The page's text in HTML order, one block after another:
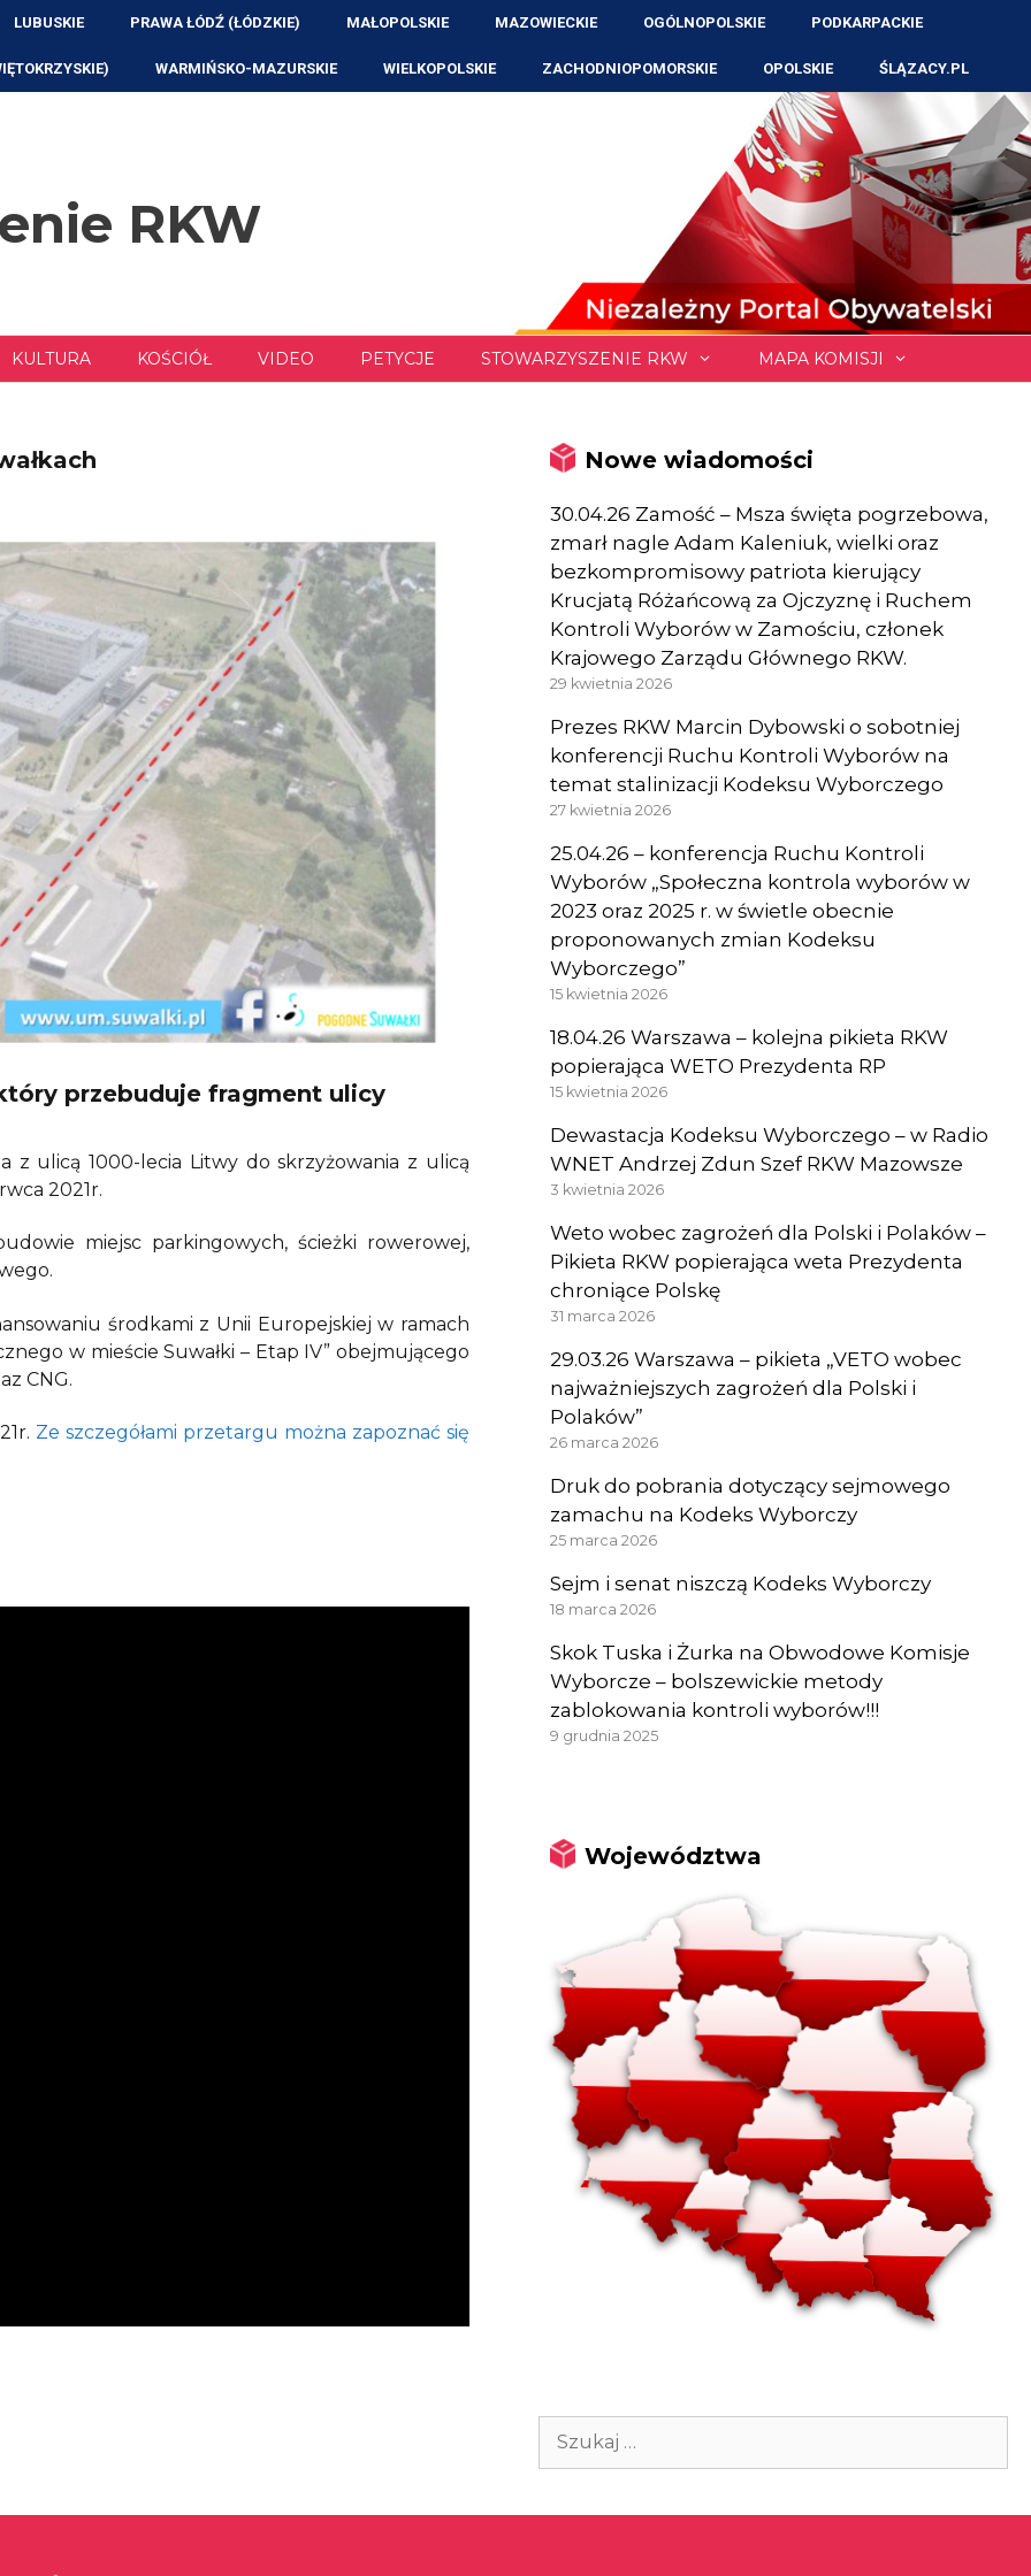
LUBUSKIE PRAWA ŁÓDŹ (ŁÓDZKIE) MAŁOPOLSKIE MAZOWIECKIE OGÓLNOPOLSKIE PODKARPACKIE
WARMIŃSKO-MAZURSKIE WIELKOPOLSKIE ZACHODNIOPOMORSKIE OPOLSKIE ŚLĄZACY.PL
RKW
KULTURA KOŚCIÓŁ VIDEO PETYCJE STOWARZYSZENIE RKW MAPA KOMISJI
przebuduje fragment ulicy
z ulicą 1000-lecia Litwy do skrzyżowania z ulicą
2021r.
miejsc parkingowych, ścieżki rowerowej,
środkami z Unii Europejskiej w ramach
w mieście Suwałki – Etap IV” obejmującego
CNG.
Ze szczegółami przetargu można zapoznać się
Nowe wiadomości
30.04.26 Zamość – Msza święta pogrzebowa,
zmarł nagle Adam Kaleniuk, wielki oraz
bezkompromisowy patriota kierujący
Krucjatą Różańcową za Ojczyznę i Ruchem
Kontroli Wyborów w Zamościu, członek
Krajowego Zarządu Głównego RKW.
29 kwietnia 2026
Prezes RKW Marcin Dybowski o sobotniej
konferencji Ruchu Kontroli Wyborów na
temat stalinizacji Kodeksu Wyborczego
27 kwietnia 2026
25.04.26 – konferencja Ruchu Kontroli
Wyborów „Społeczna kontrola wyborów w
2023 oraz 2025 r. w świetle obecnie
proponowanych zmian Kodeksu
Wyborczego”
15 kwietnia 2026
18.04.26 Warszawa – kolejna pikieta RKW
popierająca WETO Prezydenta RP
15 kwietnia 2026
Dewastacja Kodeksu Wyborczego – w Radio
WNET Andrzej Zdun Szef RKW Mazowsze
3 kwietnia 2026
Weto wobec zagrożeń dla Polski i Polaków –
Pikieta RKW popierająca weta Prezydenta
chroniące Polskę
31 marca 2026
29.03.26 Warszawa – pikieta „VETO wobec
najważniejszych zagrożeń dla Polski i
Polaków”
26 marca 2026
Druk do pobrania dotyczący sejmowego
zamachu na Kodeks Wyborczy
25 marca 2026
Sejm i senat niszczą Kodeks Wyborczy
18 marca 2026
Skok Tuska i Żurka na Obwodowe Komisje
Wyborcze – bolszewickie metody
zablokowania kontroli wyborów!!!
9 grudnia 2025
Województwa
Szukaj: